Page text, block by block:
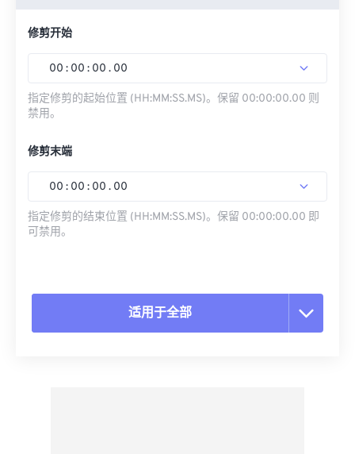
修剪开始
00 : 00 : 00 . 00
指定修剪的起始位置 (HH:MM:SS.MS)。保留 00:00:00.00 则
禁用。
修剪末端
00 : 00 : 00 . 00
指定修剪的结束位置 (HH:MM:SS.MS)。保留 00:00:00.00 即
可禁用。
适用于全部